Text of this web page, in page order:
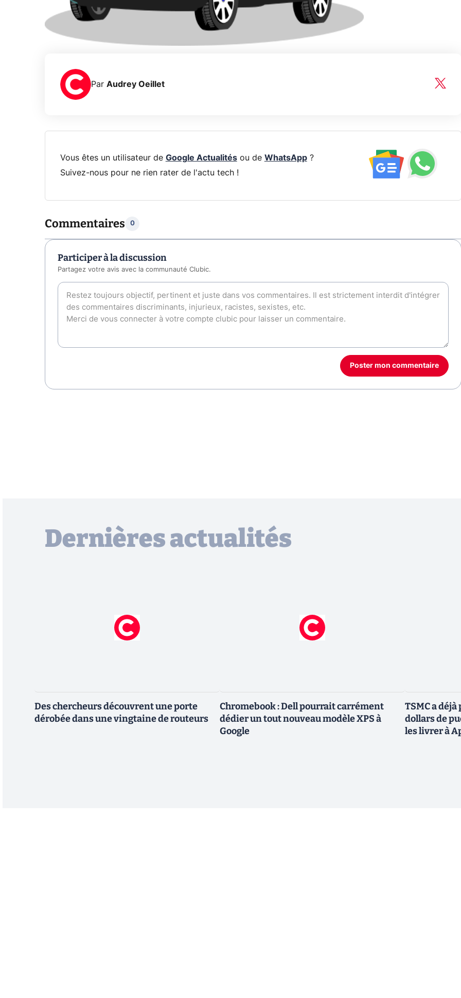
Par Audrey Oeillet
Vous êtes un utilisateur de Google Actualitésou de WhatsApp?
Suivez-nous pour ne rien rater de l'actu tech !
Commentaires 0
Participer à la discussion
Partagez votre avis avec la communauté Clubic.
Poster mon commentaire
Dernières actualités
Des chercheurs découvrent une porte
dérobée dans une vingtaine de routeurs
Chromebook : Dell pourrait carrément
dédier un tout nouveau modèle XPS à
Google
TSMC a
dollars de
les livrer à